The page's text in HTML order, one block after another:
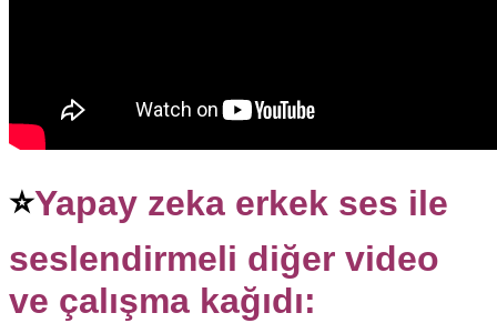
⭐Yapay zeka erkek ses ile
seslendirmeli diğer video
ve çalışma kağıdı: